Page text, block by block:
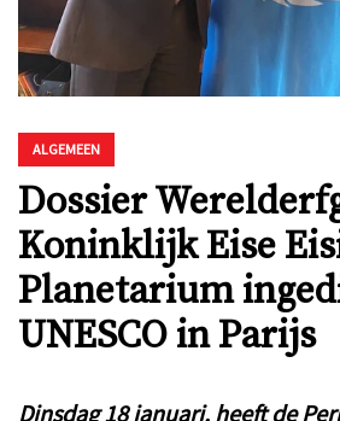
ALGEMEEN
Dossier
Koninklijk Eise
Planetarium
UNESCO in Parijs
Dinsdag 18 januari, heeft de